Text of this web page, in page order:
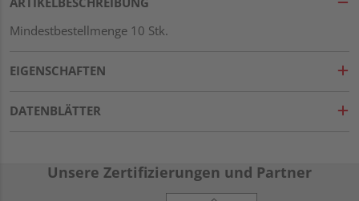
Mindestbestellmenge 10 Stk.
EIGENSCHAFTEN
DATENBLÄTTER
Unsere Zertifizierungen und Partner